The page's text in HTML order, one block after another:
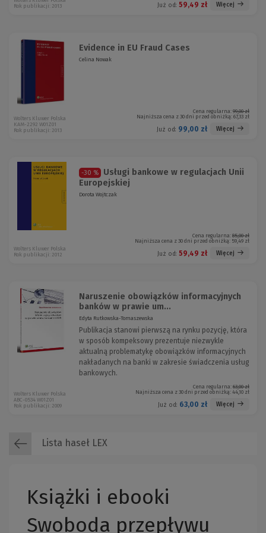
Już od: 59,49 zł Więcej
Rok publikacji: 2013
Evidence in EU Fraud Cases
Celina Nowak
Cena regularna: 99,00 zł
Najniższa cena z 30 dni przed obniżką: 67,33 zł
Już od: 99,00 zł Więcej
Wolters Kluwer Polska
KAM-2292 W01Z01
Rok publikacji: 2013
-30 %
Usługi bankowe w regulacjach Unii
Europejskiej
Dorota Wojtczak
Cena regularna: 85,00 zł
Najniższa cena z 30 dni przed obniżką: 59,49 zł
Już od: 59,49 zł Więcej
Wolters Kluwer Polska
Rok publikacji: 2012
Naruszenie obowiązków informacyjnych
banków w prawie um...
Edyta Rutkowska-Tomaszewska
Publikacja stanowi pierwszą na rynku pozycję, która
w sposób kompeksowy prezentuje niezwykle
aktualną problematykę obowiązków informacyjnych
nakładanych na banki w zakresie świadczenia usług
bankowych.
Cena regularna: 63,00 zł
Najniższa cena z 30 dni przed obniżką: 44,10 zł
Już od: 63,00 zł Więcej
Wolters Kluwer Polska
ABC-0534 W01Z01
Rok publikacji: 2009
Lista haseł LEX
Książki i ebooki
Swoboda przepływu